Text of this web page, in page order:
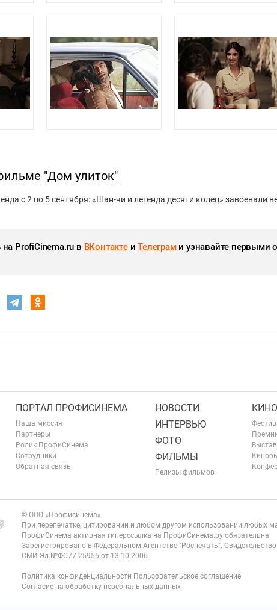
"Дом улиток"
с 2 по 5 сентября: «Шан-чи и легенда десяти колец» завоевали
ProfiCinema.ru в ВКонтактеиТелеграми узнавайте первыми
ПОРТАЛ ПРОФИСИНЕМА
Наша миссия
Партнеры
Ролик ПрофиСинема
Сотрудники
Обратная связь
НОВОСТИ
ИНТЕРВЬЮ
ФОТО
ФИЛЬМЫ
Релизы фильмов
© ООО «Профисинема»
При перепечатке, цитировании и любом другом использовании любых
ПрофиСинема активная гиперссылка на ПрофиСинема.ру обязательна.
Зарегистрировано в Федеральном Агентстве "Роспечать".
СМИ Эл.№ФС77-25955 от 13.10.2006
Политика конфиденциальности Пользовательское соглашение
Согласие на обработку персональных данных